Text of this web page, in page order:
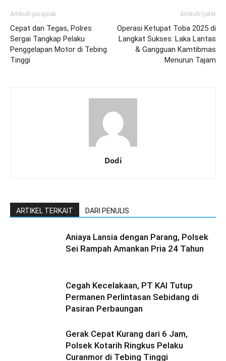
Artikulli paraprak
Cepat dan Tegas, Polres
Sergai Tangkap Pelaku
Penggelapan Motor di Tebing
Tinggi
Artikulli tjetër
Operasi Ketupat Toba 2025 di
Langkat Sukses: Laka Lantas
& Gangguan Kamtibmas
Menurun Tajam
Dodi
ARTIKEL TERKAIT DARI PENULIS
Aniaya Lansia dengan Parang, Polsek
Sei Rampah Amankan Pria 24 Tahun
Cegah Kecelakaan, PT KAI Tutup
Permanen Perlintasan Sebidang di
Pasiran Perbaungan
Gerak Cepat Kurang dari 6 Jam,
Polsek Kotarih Ringkus Pelaku
Curanmor di Tebing Tinggi